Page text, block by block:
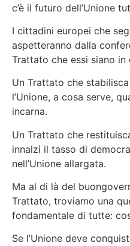
c’è il futuro dell’Unione
I cittadini europei che
aspetteranno dalla
Trattato che essi siano in
Un Trattato che
l’Unione, a cosa serve,
incarna.
Un Trattato che
innalzi il tasso di
nell’Unione allargata.
Ma al di là del
Trattato, troviamo una
fondamentale di tutte:
Se l’Unione deve